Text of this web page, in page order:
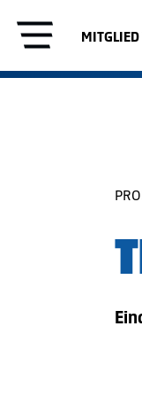
MITGLIED